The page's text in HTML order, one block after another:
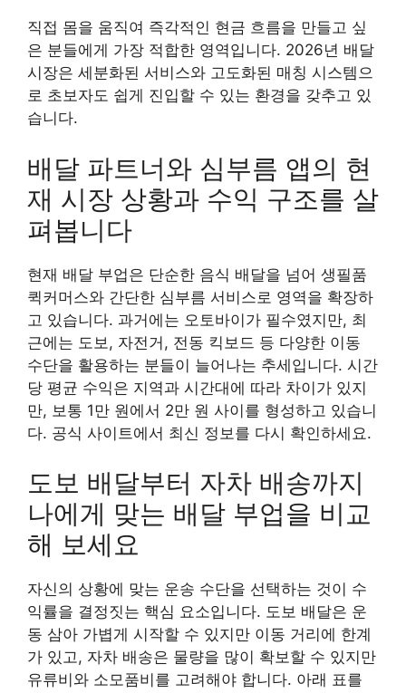
직접 몸을 움직여 즉각적인 현금 흐름을 만들고 싶
은 분들에게 가장 적합한 영역입니다. 2026년 배달
시장은 세분화된 서비스와 고도화된 매칭 시스템으
로 초보자도 쉽게 진입할 수 있는 환경을 갖추고 있
습니다.
배달 파트너와 심부름 앱의 현
재 시장 상황과 수익 구조를 살
펴봅니다
현재 배달 부업은 단순한 음식 배달을 넘어 생필품
퀵커머스와 간단한 심부름 서비스로 영역을 확장하
고 있습니다. 과거에는 오토바이가 필수였지만, 최
근에는 도보, 자전거, 전동 킥보드 등 다양한 이동
수단을 활용하는 분들이 늘어나는 추세입니다. 시간
당 평균 수익은 지역과 시간대에 따라 차이가 있지
만, 보통 1만 원에서 2만 원 사이를 형성하고 있습니
다. 공식 사이트에서 최신 정보를 다시 확인하세요.
도보 배달부터 자차 배송까지
나에게 맞는 배달 부업을 비교
해 보세요
자신의 상황에 맞는 운송 수단을 선택하는 것이 수
익률을 결정짓는 핵심 요소입니다. 도보 배달은 운
동 삼아 가볍게 시작할 수 있지만 이동 거리에 한계
가 있고, 자차 배송은 물량을 많이 확보할 수 있지만
유류비와 소모품비를 고려해야 합니다. 아래 표를